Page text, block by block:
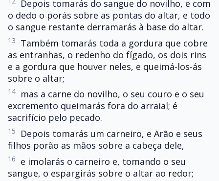
Depois tomarás do sangue do novilho, e com
o dedo o porás sobre as pontas do altar, e todo
o sangue restante derramarás à base do altar.
13
Também tomarás toda a gordura que cobre
as entranhas, o redenho do fígado, os dois rins
e a gordura que houver neles, e queimá-los-ás
sobre o altar;
14
mas a carne do novilho, o seu couro e o seu
excremento queimarás fora do arraial; é
sacrifício pelo pecado.
15
Depois tomarás um carneiro, e Arão e seus
filhos porão as mãos sobre a cabeça dele,
16
e imolarás o carneiro e, tomando o seu
sangue, o espargirás sobre o altar ao redor;